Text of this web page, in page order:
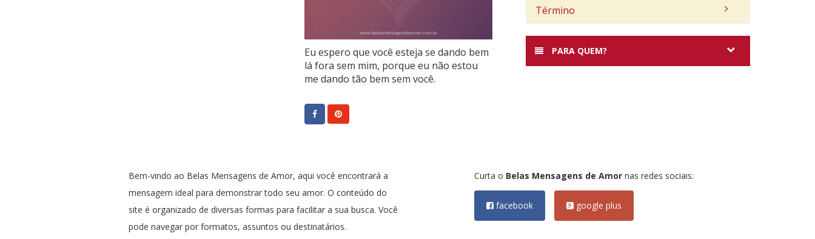
Eu espero que você esteja se dando bem
lá fora sem mim, porque eu não estou
me dando tão bem sem você.
Término
PARA QUEM?
Bem-vindo ao Belas Mensagens de Amor, aqui você encontrará a
mensagem ideal para demonstrar todo seu amor. O conteúdo do
site é organizado de diversas formas para facilitar a sua busca. Você
pode navegar por formatos, assuntos ou destinatários.
Curta o Belas Mensagens de Amor nas redes sociais:
facebook google plus